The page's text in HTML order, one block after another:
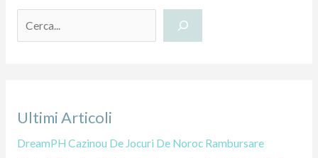
r
Ultimi Articoli
DreamPH Cazinou De Jocuri De Noroc Rambursare